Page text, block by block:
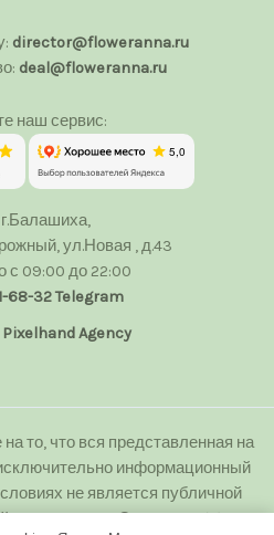
director@floweranna.ru
deal@floweranna.ru
наш сервис:
ул.Новая , д.43
с 09:00 до 22:00
68-32Telegram
Pixelhand Agency
то, что вся представленная на
информационный
не является публичной